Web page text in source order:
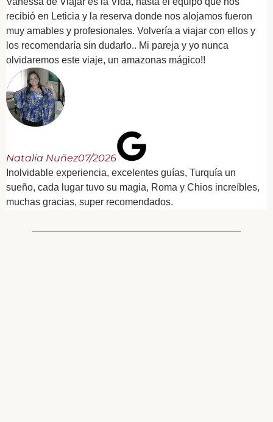
recibió en Leticia y la reserva donde nos alojamos fueron
muy amables y profesionales. Volvería a viajar con ellos y
los recomendaría sin dudarlo.. Mi pareja y yo nunca
olvidaremos este viaje, un amazonas mágico!!
Natalia Nuñez07/2026
Inolvidable experiencia, excelentes guías, Turquía un
sueño, cada lugar tuvo su magia, Roma y Chios increíbles,
muchas gracias, super recomendados.